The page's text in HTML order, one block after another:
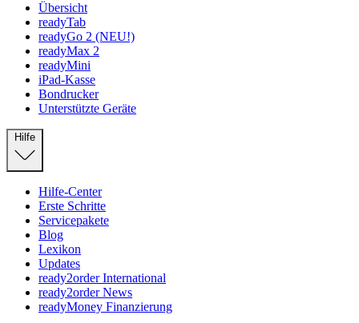
Übersicht
readyTab
readyGo 2 (NEU!)
readyMax 2
readyMini
iPad-Kasse
Bondrucker
Unterstützte Geräte
Hilfe-Center
Erste Schritte
Servicepakete
Blog
Lexikon
Updates
ready2order International
ready2order News
readyMoney Finanzierung